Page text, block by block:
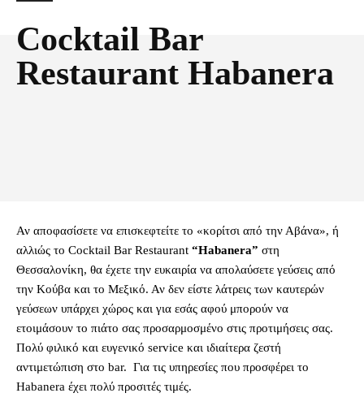
Cocktail Bar
Restaurant Habanera
Αν αποφασίσετε να επισκεφτείτε το «κορίτσι από την Αβάνα», ή
αλλιώς το Cocktail Bar Restaurant “Habanera” στη
Θεσσαλονίκη, θα έχετε την ευκαιρία να απολαύσετε γεύσεις από
την Κούβα και το Μεξικό. Αν δεν είστε λάτρεις των καυτερών
γεύσεων υπάρχει χώρος και για εσάς αφού μπορούν να
ετοιμάσουν το πιάτο σας προσαρμοσμένο στις προτιμήσεις σας.
Πολύ φιλικό και ευγενικό service και ιδιαίτερα ζεστή
αντιμετώπιση στο bar. Για τις υπηρεσίες που προσφέρει το
Habanera έχει πολύ προσιτές τιμές.